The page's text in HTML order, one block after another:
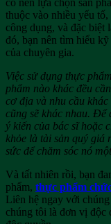
có nên lựa chọn sản
thuộc vào nhiều yếu tố,
công dụng, và đặc biệt
đó, bạn nên tìm hiểu
của chuyên gia.
Việc sử dụng thực
phẩm nào khác đều
cơ địa và nhu cầu
cũng sẽ khác nhau. Để
ý kiến của bác sĩ hoặc
khỏe là tài sản quý giá
sức để chăm sóc nó
Và tất nhiên rồi, bạn
phẩm, thực phẩm
Liên hệ ngay với
chúng tôi là đơn vị độc